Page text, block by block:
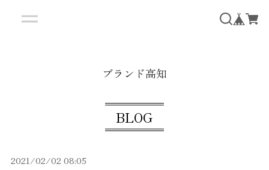
ブランド高知
BLOG
2021/02/02 08:05